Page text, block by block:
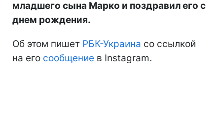
младшего сына Марко и поздравил его с
днем рождения.
Об этом пишет РБК-Украина со ссылкой
на его сообщение в Instagram.